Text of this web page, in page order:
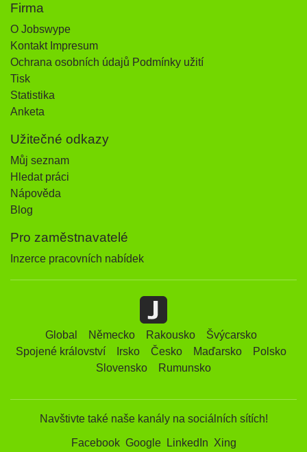
Firma
O Jobswype
Kontakt Impresum
Ochrana osobních údajů Podmínky užití
Tisk
Statistika
Anketa
Užitečné odkazy
Můj seznam
Hledat práci
Nápověda
Blog
Pro zaměstnavatelé
Inzerce pracovních nabídek
Global Německo Rakousko
Švýcarsko
Spojené království
Irsko Česko Maďarsko
Polsko
Slovensko
Rumunsko
Navštivte také naše kanály na sociálních sítích!
Facebook Google LinkedIn Xing